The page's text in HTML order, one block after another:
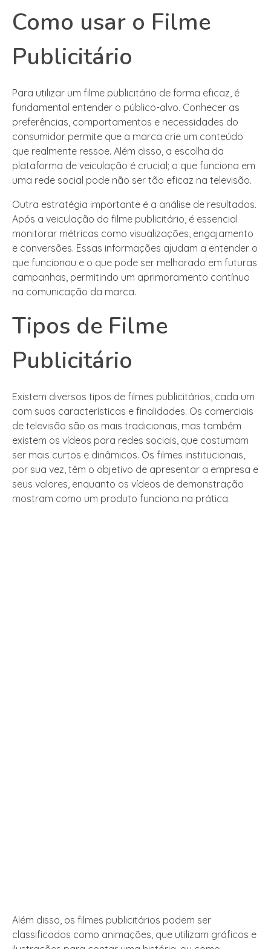
Como usar o Filme
Publicitário
Para utilizar um filme publicitário de forma eficaz, é
fundamental entender o público-alvo. Conhecer as
preferências, comportamentos e necessidades do
consumidor permite que a marca crie um conteúdo
que realmente ressoe. Além disso, a escolha da
plataforma de veiculação é crucial; o que funciona em
uma rede social pode não ser tão eficaz na televisão.
Outra estratégia importante é a análise de resultados.
Após a veiculação do filme publicitário, é essencial
monitorar métricas como visualizações, engajamento
e conversões. Essas informações ajudam a entender o
que funcionou e o que pode ser melhorado em futuras
campanhas, permitindo um aprimoramento contínuo
na comunicação da marca.
Tipos de Filme
Publicitário
Existem diversos tipos de filmes publicitários, cada um
com suas características e finalidades. Os comerciais
de televisão são os mais tradicionais, mas também
existem os vídeos para redes sociais, que costumam
ser mais curtos e dinâmicos. Os filmes institucionais,
por sua vez, têm o objetivo de apresentar a empresa e
seus valores, enquanto os vídeos de demonstração
mostram como um produto funciona na prática.
Além disso, os filmes publicitários podem ser
classificados como animações, que utilizam gráficos e